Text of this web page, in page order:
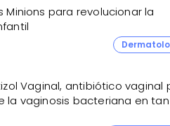
Minions para revolucionar la
Vaginal, antibiótico vaginal
la vaginosis bacteriana en